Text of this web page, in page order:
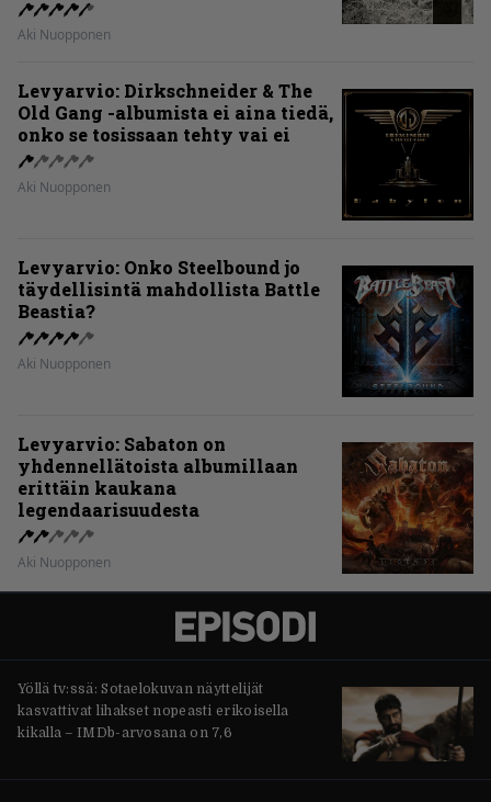
Aki Nuopponen
Levyarvio: Dirkschneider & The
Old Gang -albumista ei aina tiedä,
onko se tosissaan tehty vai ei
Aki Nuopponen
Levyarvio: Onko Steelbound jo
täydellisintä mahdollista Battle
Beastia?
Aki Nuopponen
Levyarvio: Sabaton on
yhdennellätoista albumillaan
erittäin kaukana
legendaarisuudesta
Aki Nuopponen
Yöllä tv:ssä: Sotaelokuvan näyttelijät
kasvattivat lihakset nopeasti erikoisella
kikalla – IMDb-arvosana on 7,6